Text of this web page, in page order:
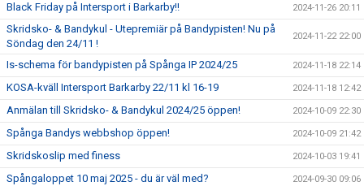
Black Friday på Intersport i Barkarby!! 2024-11-26 20:11
Skridsko- & Bandykul - Utepremiär på Bandypisten! Nu på
Söndag den 24/11 !
2024-11-22 22:00
Is-schema för bandypisten på Spånga IP 2024/25 2024-11-18 22:14
KOSA-kväll Intersport Barkarby 22/11 kl 16-19 2024-11-18 12:42
Anmälan till Skridsko- & Bandykul 2024/25 öppen! 2024-10-09 22:30
Spånga Bandys webbshop öppen! 2024-10-09 21:42
Skridskoslip med finess 2024-10-03 19:41
Spångaloppet 10 maj 2025 - du är väl med? 2024-09-30 09:06